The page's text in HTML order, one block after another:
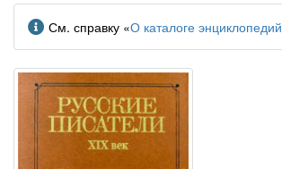
Информация
См. справку «О каталоге энциклопедий